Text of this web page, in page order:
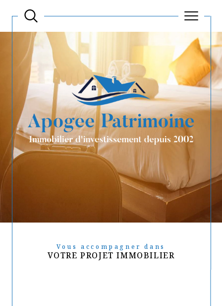
Vous accompagner dans
VOTRE PROJET IMMOBILIER